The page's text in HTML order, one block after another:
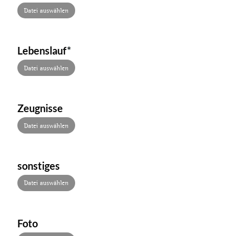
Datei auswählen
Lebenslauf*
Datei auswählen
Zeugnisse
Datei auswählen
sonstiges
Datei auswählen
Foto